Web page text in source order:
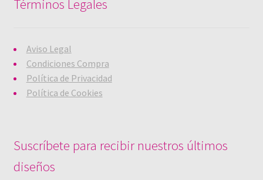
Términos Legales
Aviso Legal
Condiciones Compra
Política de Privacidad
Política de Cookies
Suscríbete para recibir nuestros últimos
diseños